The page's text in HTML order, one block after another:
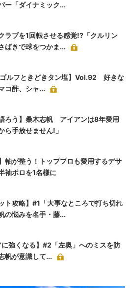
ー「ダイナミック...
ラブを1回転させる感覚!?「クルリン
ばきで球をつかま...
ゴルフときどきタン塩】Vol.92 好きな
コ酢、シャ...
語ろう】桑木志帆 アイアンは8年愛用
ら手放せません!」
軸が整う！トッププロも愛用するデサ
袖ポロを1名様に
ト攻略】#1「大事なところで打ち切れ
の悩みを名手・藤...
に強くなる】#2「左奥」へのミスを防
帆が意識して...